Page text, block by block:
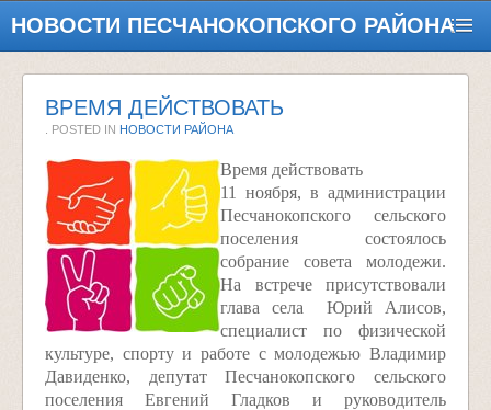
НОВОСТИ ПЕСЧАНОКОПСКОГО РАЙОНА
ВРЕМЯ ДЕЙСТВОВАТЬ
. POSTED IN НОВОСТИ РАЙОНА
Время действовать
11 ноября, в администрации
Песчанокопского сельского
поселения состоялось
собрание совета молодежи.
На встрече присутствовали
глава села Юрий Алисов,
специалист по физической
культуре, спорту и работе с молодежью Владимир
Давиденко, депутат Песчанокопского сельского
поселения Евгений Гладков и руководитель